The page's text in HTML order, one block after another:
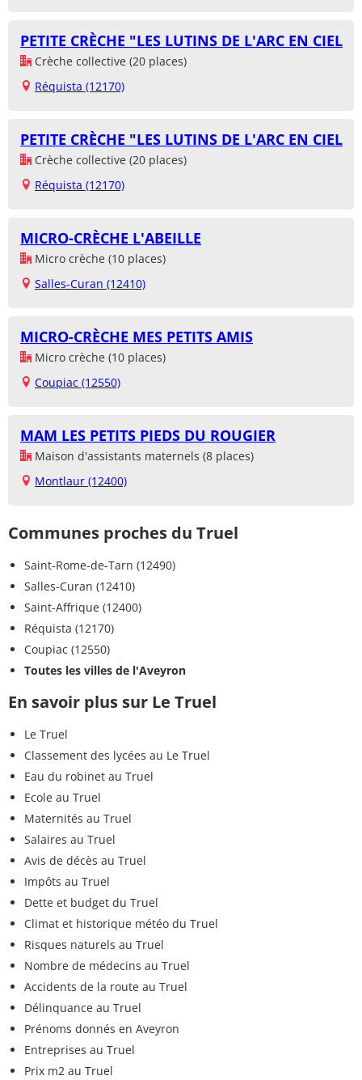
PETITE CRÈCHE "LES LUTINS DE L'ARC EN CIEL
Crèche collective (20 places)
Réquista (12170)
PETITE CRÈCHE "LES LUTINS DE L'ARC EN CIEL
Crèche collective (20 places)
Réquista (12170)
MICRO-CRÈCHE L'ABEILLE
Micro crèche (10 places)
Salles-Curan (12410)
MICRO-CRÈCHE MES PETITS AMIS
Micro crèche (10 places)
Coupiac (12550)
MAM LES PETITS PIEDS DU ROUGIER
Maison d'assistants maternels (8 places)
Montlaur (12400)
Communes proches du Truel
Saint-Rome-de-Tarn (12490)
Salles-Curan (12410)
Saint-Affrique (12400)
Réquista (12170)
Coupiac (12550)
Toutes les villes de l'Aveyron
En savoir plus sur Le Truel
Le Truel
Classement des lycées au Le Truel
Eau du robinet au Truel
Ecole au Truel
Maternités au Truel
Salaires au Truel
Avis de décès au Truel
Impôts au Truel
Dette et budget du Truel
Climat et historique météo du Truel
Risques naturels au Truel
Nombre de médecins au Truel
Accidents de la route au Truel
Délinquance au Truel
Prénoms donnés en Aveyron
Entreprises au Truel
Prix m2 au Truel